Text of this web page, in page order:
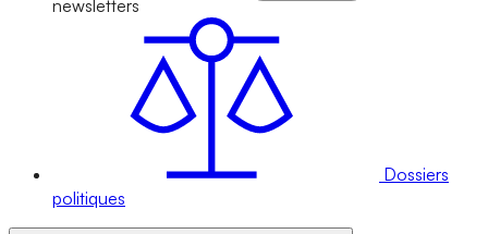
newsletters
Dossiers
politiques